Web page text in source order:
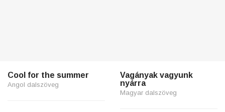
Cool for the summer
Angol dalszöveg
Vagányak vagyunk
nyárra
Magyar dalszöveg